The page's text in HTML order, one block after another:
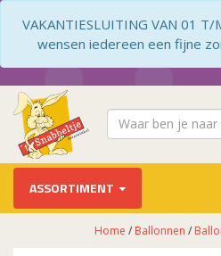
VAKANTIESLUITING VAN 01 T/
wensen iedereen een fijne
ASSORTIMENT
Home / Ballonnen /